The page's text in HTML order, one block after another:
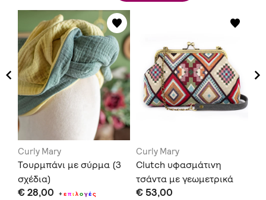
Curly Mary
Τουρμπάνι με σύρμα (3
σχέδια)
€ 28,00 +επιλογές
Curly Mary
Clutch υφασμάτινη
τσάντα με γεωμετρικά
σχέδια
€ 53,00